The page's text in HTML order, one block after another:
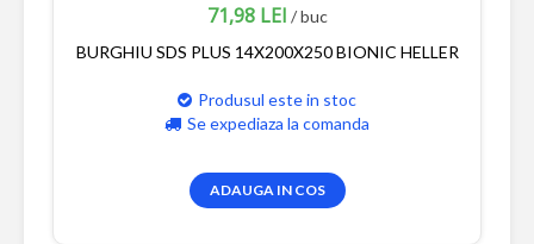
71,98 LEI / buc
BURGHIU SDS PLUS 14X200X250 BIONIC HELLER
Produsul este in stoc
Se expediaza la comanda
ADAUGA IN COS